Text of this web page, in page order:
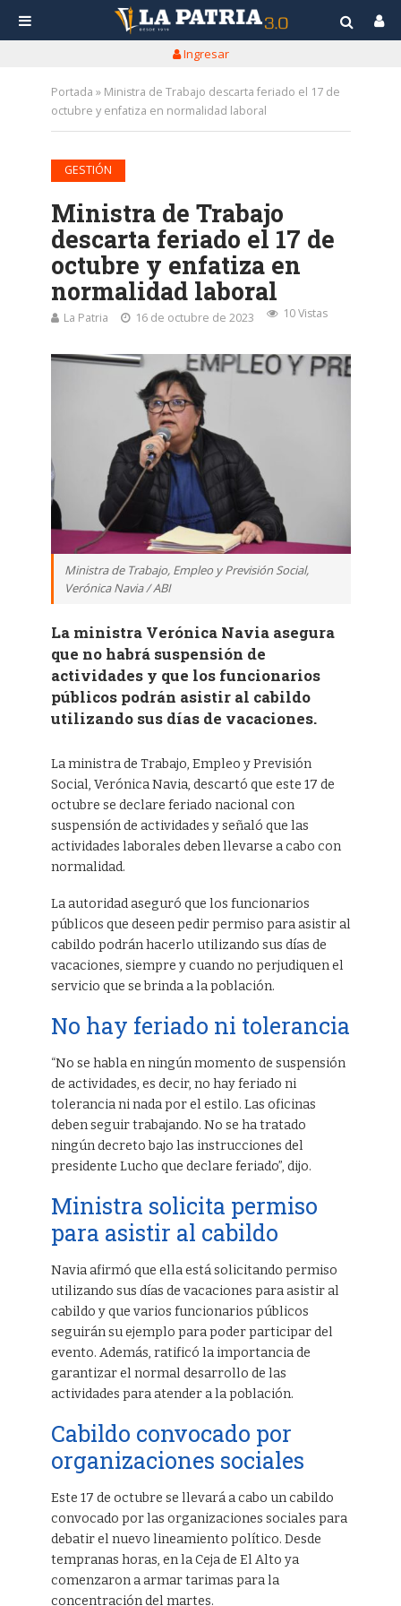
Ingresar
Portada » Ministra de Trabajo descarta feriado el 17 de
octubre y enfatiza en normalidad laboral
GESTIÓN
Ministra de Trabajo
descarta feriado el 17 de
octubre y enfatiza en
normalidad laboral
La Patria 16 de octubre de 2023 10 Vistas
Ministra de Trabajo, Empleo y Previsión Social,
Verónica Navia / ABI
La ministra Verónica Navia asegura
que no habrá suspensión de
actividades y que los funcionarios
públicos podrán asistir al cabildo
utilizando sus días de vacaciones.
La ministra de Trabajo, Empleo y Previsión
Social, Verónica Navia, descartó que este 17 de
octubre se declare feriado nacional con
suspensión de actividades y señaló que las
actividades laborales deben llevarse a cabo con
normalidad.
La autoridad aseguró que los funcionarios
públicos que deseen pedir permiso para asistir al
cabildo podrán hacerlo utilizando sus días de
vacaciones, siempre y cuando no perjudiquen el
servicio que se brinda a la población.
No hay feriado ni tolerancia
“No se habla en ningún momento de suspensión
de actividades, es decir, no hay feriado ni
tolerancia ni nada por el estilo. Las oficinas
deben seguir trabajando. No se ha tratado
ningún decreto bajo las instrucciones del
presidente Lucho que declare feriado”, dijo.
Ministra solicita permiso
para asistir al cabildo
Navia afirmó que ella está solicitando permiso
utilizando sus días de vacaciones para asistir al
cabildo y que varios funcionarios públicos
seguirán su ejemplo para poder participar del
evento. Además, ratificó la importancia de
garantizar el normal desarrollo de las
actividades para atender a la población.
Cabildo convocado por
organizaciones sociales
Este 17 de octubre se llevará a cabo un cabildo
convocado por las organizaciones sociales para
debatir el nuevo lineamiento político. Desde
tempranas horas, en la Ceja de El Alto ya
comenzaron a armar tarimas para la
concentración del martes.